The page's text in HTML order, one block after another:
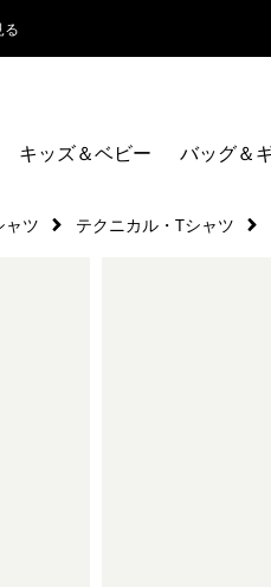
る
キッズ＆ベビー バッグ＆
ャツ テクニカル・Tシャツ